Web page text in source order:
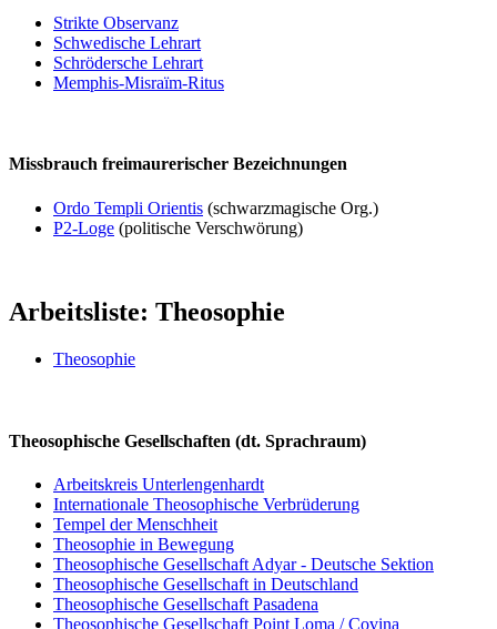
Strikte Observanz
Schwedische Lehrart
Schrödersche Lehrart
Memphis-Misraïm-Ritus
Missbrauch freimaurerischer Bezeichnungen
Ordo Templi Orientis (schwarzmagische Org.)
P2-Loge (politische Verschwörung)
Arbeitsliste: Theosophie
Theosophie
Theosophische Gesellschaften (dt. Sprachraum)
Arbeitskreis Unterlengenhardt
Internationale Theosophische Verbrüderung
Tempel der Menschheit
Theosophie in Bewegung
Theosophische Gesellschaft Adyar - Deutsche Sektion
Theosophische Gesellschaft in Deutschland
Theosophische Gesellschaft Pasadena
Theosophische Gesellschaft Point Loma / Covina